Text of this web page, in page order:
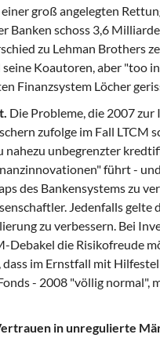
einer groß angelegten
Banken schoss 3,6
zu Lehman Brothers
Koautoren, aber "too
Finanzsystem Löcher
Die Probleme, die 2007
zufolge im Fall LTCM
nahezu unbegrenzter
führt -
des Bankensystems zu
Jedenfalls gelte
zu verbessern. Bei
Debakel die Risikofreude
dass im Ernstfall mit
- 2008 "völlig normal",
in unregulierte